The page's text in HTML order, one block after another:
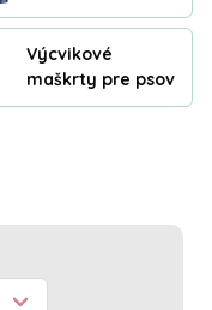
Výcvikové
maškrty pre psov